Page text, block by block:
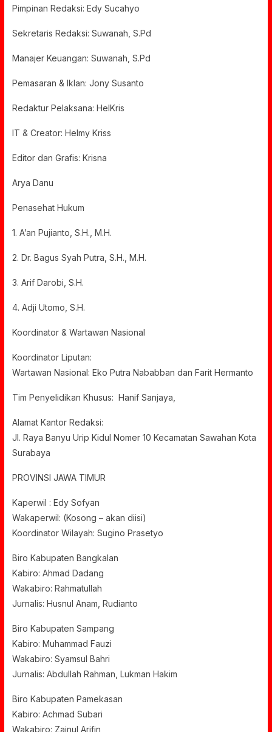
Pimpinan Redaksi: Edy Sucahyo
Sekretaris Redaksi: Suwanah, S.Pd
Manajer Keuangan: Suwanah, S.Pd
Pemasaran & Iklan: Jony Susanto
Redaktur Pelaksana: HelKris
IT & Creator: Helmy Kriss
Editor dan Grafis: Krisna
Arya Danu
Penasehat Hukum
1. A’an Pujianto, S.H., M.H.
2. Dr. Bagus Syah Putra, S.H., M.H.
3. Arif Darobi, S.H.
4. Adji Utomo, S.H.
Koordinator & Wartawan Nasional
Koordinator Liputan:
Wartawan Nasional: Eko Putra Nababban dan Farit Hermanto
Tim Penyelidikan Khusus: Hanif Sanjaya,
Alamat Kantor Redaksi:
Jl. Raya Banyu Urip Kidul Nomer 10 Kecamatan Sawahan Kota
Surabaya
PROVINSI JAWA TIMUR
Kaperwil : Edy Sofyan
Wakaperwil: (Kosong – akan diisi)
Koordinator Wilayah: Sugino Prasetyo
Biro Kabupaten Bangkalan
Kabiro: Ahmad Dadang
Wakabiro: Rahmatullah
Jurnalis: Husnul Anam, Rudianto
Biro Kabupaten Sampang
Kabiro: Muhammad Fauzi
Wakabiro: Syamsul Bahri
Jurnalis: Abdullah Rahman, Lukman Hakim
Biro Kabupaten Pamekasan
Kabiro: Achmad Subari
Wakabiro: Zainul Arifin